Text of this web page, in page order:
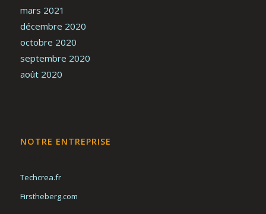
mars 2021
décembre 2020
octobre 2020
septembre 2020
août 2020
NOTRE ENTREPRISE
Techcrea.fr
Firstheberg.com